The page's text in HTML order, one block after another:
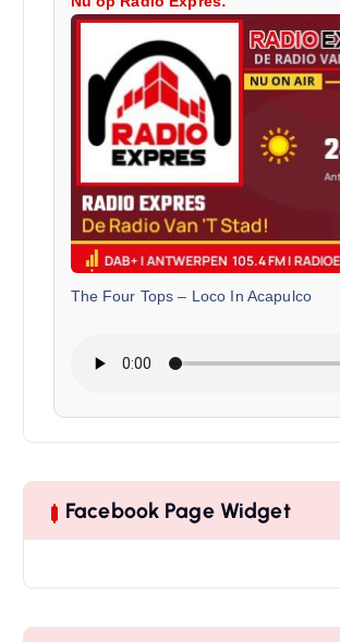
The Four Tops – Loco In Acapulco
Facebook Page Widget